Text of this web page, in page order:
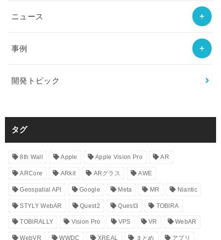
ニュース
事例
開発トピック
タグ
8th Wall Apple Apple Vision Pro AR
ARCore ARkit ARグラス AWE
Geospatial API Google Meta MR Niantic
STYLY WebAR Quest2 Quest3 TOBIRA
TOBIRALLY Vision Pro VPS VR WebAR
WebVR WWDC XREAL まとめ アプリ